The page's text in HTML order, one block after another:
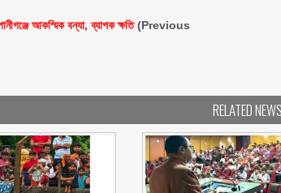
আকস্মিক বন্যা, ব্যাপক ক্ষতি(Previous
RELATED NEWS